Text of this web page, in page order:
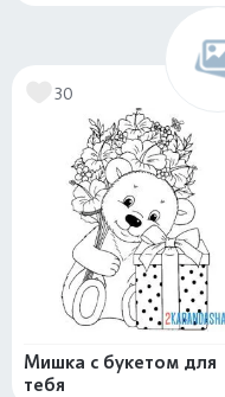
30
Мишка с букетом для
тебя